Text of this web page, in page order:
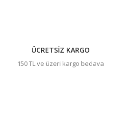
ÜCRETSİZ KARGO
150 TL ve üzeri kargo bedava